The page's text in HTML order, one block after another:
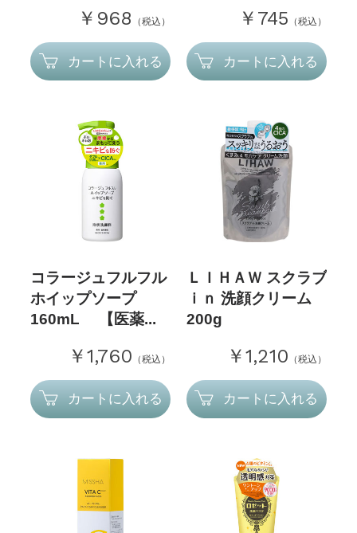
￥968 （税込）
カートに入れる
￥745 （税込）
カートに入れる
コラージュフルフル
ホイップソープ
160mL 【医薬...
￥1,760 （税込）
カートに入れる
ＬＩＨＡＷ スクラブ
ｉｎ 洗顔クリーム
200g
￥1,210 （税込）
カートに入れる